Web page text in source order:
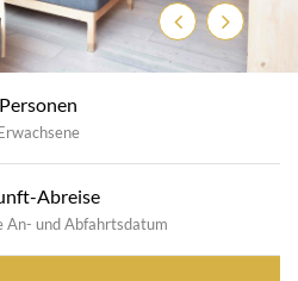
ZurückWeiter
Personen
Abreise
An- und Abfahrtsdatum